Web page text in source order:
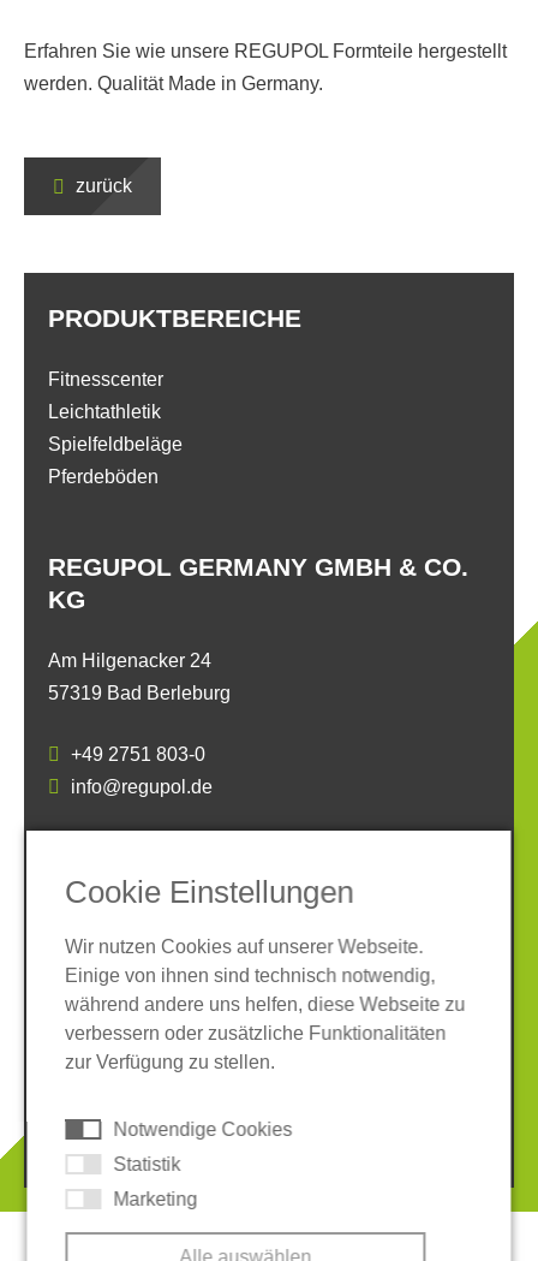
Erfahren Sie wie unsere REGUPOL Formteile hergestellt
werden. Qualität Made in Germany.
zurück
REGUPOL GERMANY GMBH & CO.
KG
Am Hilgenacker 24
57319 Bad Berleburg
+49 2751 803-0
info@regupol.de
PRODUKTBEREICHE
Fitnesscenter
Leichtathletik
Spielfeldbeläge
Pferdeböden
SOCIAL MEDIA
© 2026 REGUPOL Germany GmbH & Co. KG
Cookie Einstellungen
Wir nutzen Cookies auf unserer Webseite.
Einige von ihnen sind technisch notwendig,
während andere uns helfen, diese Webseite zu
verbessern oder zusätzliche Funktionalitäten
zur Verfügung zu stellen.
Notwendige Cookies
Statistik
Marketing
Alle auswählen